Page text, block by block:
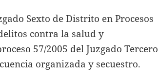
Sexto de Distrito en Procesos
contra la salud y
57/2005 del Juzgado Tercero
organizada y secuestro.